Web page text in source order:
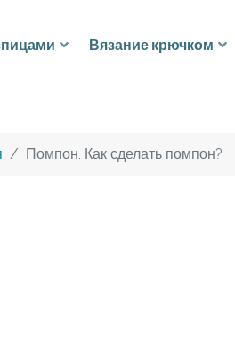
Вязание крючком
Помпон. Как сделать помпон?